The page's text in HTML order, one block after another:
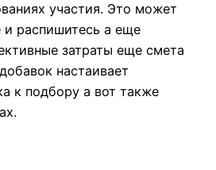
участия. Это может
и распишитесь а еще
затраты еще смета
настаивает
к подбору а вот также